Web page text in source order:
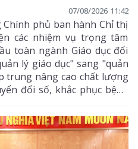
07/08/2026 11:42
phủ ban hành Chỉ thị
các nhiệm vụ trọng tâm
toàn ngành Giáo dục đổi
lý giáo dục" sang "quản
trung nâng cao chất lượng
đổi số, khắc phục bệnh
viên, trường lớp, cơ sở
trường giáo dục an toàn,
phát triển nguồn nhân lực